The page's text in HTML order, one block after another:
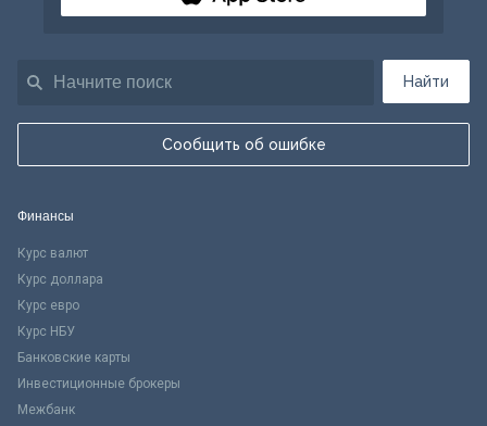
Найти
Сообщить об ошибке
Финансы
Курс валют
Курс доллара
Курс евро
Курс НБУ
Банковские карты
Инвестиционные брокеры
Межбанк